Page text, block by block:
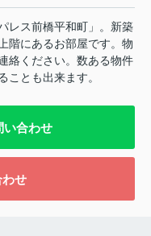
レス前橋平和町」。新築
階にあるお部屋です。物
絡ください。数ある物件
ことも出来ます。
い合わせ
せ